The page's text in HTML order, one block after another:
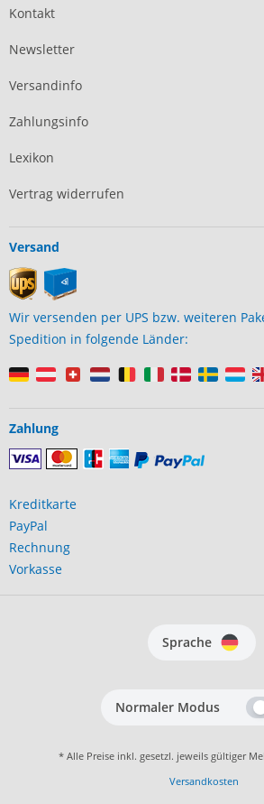
Kontakt
Newsletter
Versandinfo
Zahlungsinfo
Lexikon
Vertrag widerrufen
Versand
Wir versenden per UPS bzw. weiteren
Spedition in folgende Länder:
Zahlung
Kreditkarte
PayPal
Rechnung
Vorkasse
Sprache
Normaler Modus
* Alle Preise inkl. gesetzl. jeweils gültiger
Versandkosten